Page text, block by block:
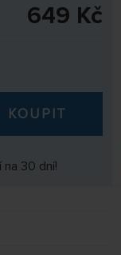
649 Kč
KOUPIT
na 30 dní!